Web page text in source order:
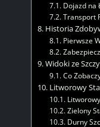
Dojazd na
Transport
Historia
Pierwsze
Widoki ze
Co
Litworowy
Zielony
Durny